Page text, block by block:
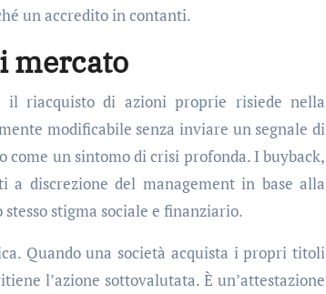
un accredito in contanti.
mercato
riacquisto di azioni proprie risiede nella
modificabile senza inviare un segnale di
un sintomo di crisi profonda. I buyback,
a discrezione del management in base alla
stigma sociale e finanziario.
Quando una società acquista i propri titoli
l’azione sottovalutata. È un’attestazione